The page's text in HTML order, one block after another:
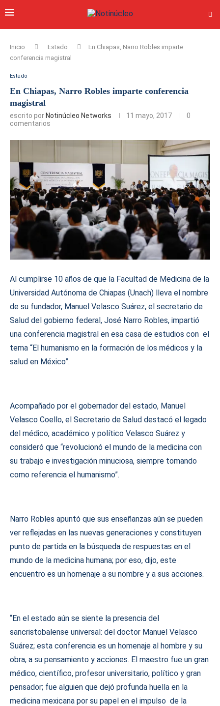
Inicio Estado
En Chiapas, Narro Robles imparte
conferencia magistral
Estado
En Chiapas, Narro Robles imparte conferencia
magistral
escrito por Notinúcleo Networks 11 mayo, 2017
0
comentarios
Al cumplirse 10 años de que la Facultad de Medicina de la
Universidad Autónoma de Chiapas (Unach) lleva el nombre
de su fundador, Manuel Velasco Suárez, el secretario de
Salud del gobierno federal, José Narro Robles, impartió
una conferencia magistral en esa casa de estudios con el
tema “El humanismo en la formación de los médicos y la
salud en México”.
Acompañado por el gobernador del estado, Manuel
Velasco Coello, el Secretario de Salud destacó el legado
del médico, académico y político Velasco Suárez y
consideró que “revolucionó el mundo de la medicina con
su trabajo e investigación minuciosa, siempre tomando
como referencia el humanismo”.
Narro Robles apuntó que sus enseñanzas aún se pueden
ver reflejadas en las nuevas generaciones y constituyen
punto de partida en la búsqueda de respuestas en el
mundo de la medicina humana; por eso, dijo, este
encuentro es un homenaje a su nombre y a sus acciones.
“En el estado aún se siente la presencia del
sancristobalense universal: del doctor Manuel Velasco
Suárez; esta conferencia es un homenaje al hombre y su
obra, a su pensamiento y acciones. El maestro fue un gran
médico, científico, profesor universitario, político y gran
pensador; fue alguien que dejó profunda huella en la
medicina mexicana por su papel en el impulso de la